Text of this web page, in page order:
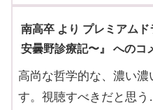
南高卒 より プレミアム
安曇野診療記〜』 へのコ
高尚な哲学的な、濃い濃
す。視聴すべきだと思